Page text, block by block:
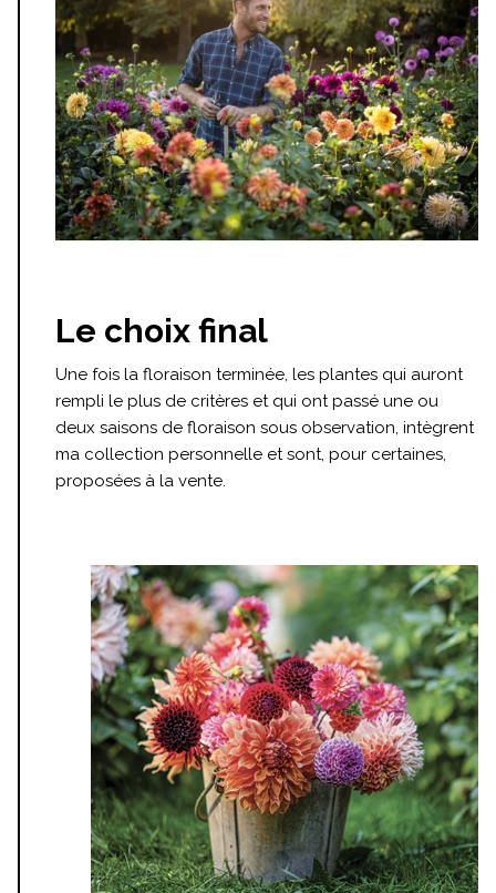
Le choix final
Une fois la floraison terminée, les plantes qui auront
rempli le plus de critères et qui ont passé une ou
deux saisons de floraison sous observation, intègrent
ma collection personnelle et sont, pour certaines,
proposées à la vente.